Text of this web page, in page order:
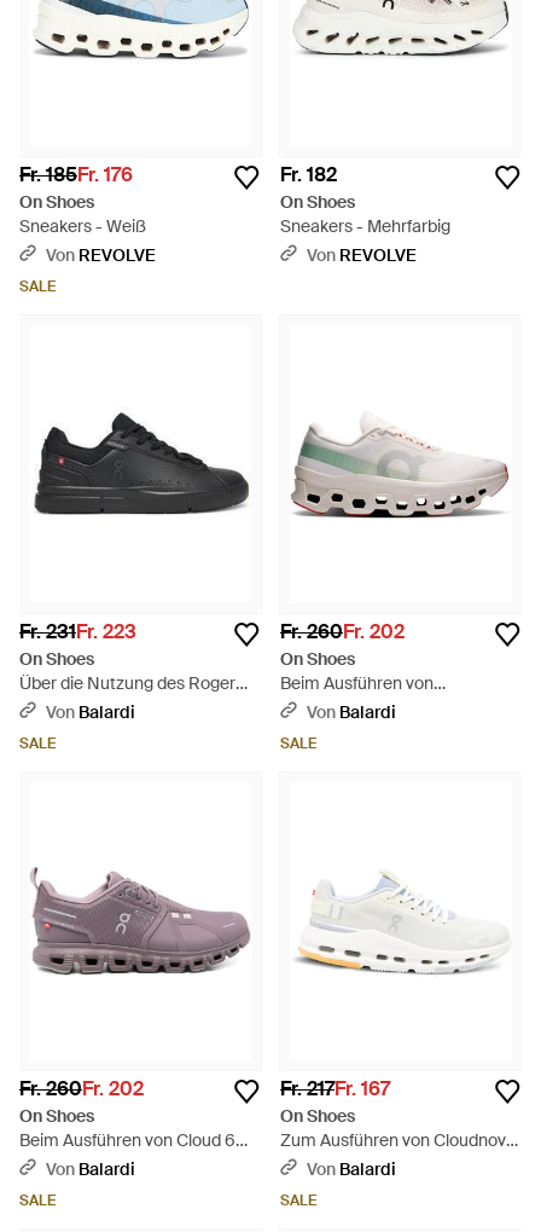
Fr. 185Fr. 176
On Shoes
Sneakers - Weiß
Von REVOLVE
SALE
Fr. 182
On Shoes
Sneakers - Mehrfarbig
Von REVOLVE
Fr. 231Fr. 223
On Shoes
Über die Nutzung des Roger
Advantage - Schwarz
Von Balardi
SALE
Fr. 260Fr. 202
On Shoes
Beim Ausführen von
Cloudmonster One - Weiß
Von Balardi
SALE
Fr. 260Fr. 202
On Shoes
Beim Ausführen von Cloud 6
Wp - Lila
Von Balardi
SALE
Fr. 217Fr. 167
On Shoes
Zum Ausführen von Cloudnova
Form Two - Weiß
Von Balardi
SALE